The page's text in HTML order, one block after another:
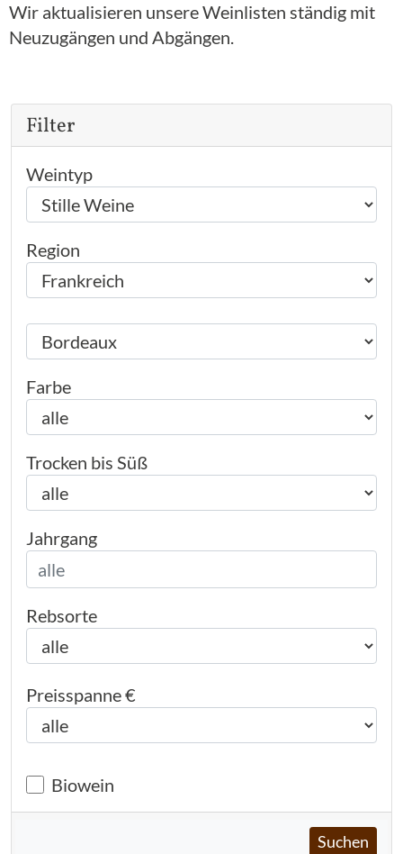
Wir aktualisieren unsere Weinlisten ständig mit
Neuzugängen und Abgängen.
Filter
Weintyp
Region
Farbe
Trocken bis Süß
Jahrgang
Rebsorte
Preisspanne €
Biowein
Suchen